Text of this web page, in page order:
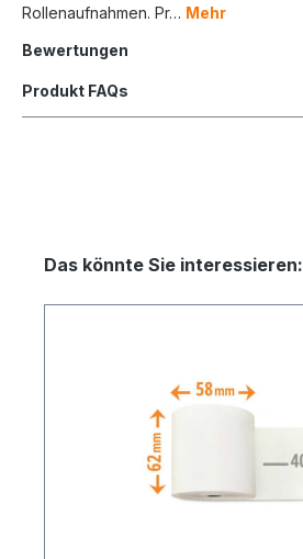
Rollenaufnahmen. Pr… Mehr
Bewertungen
Produkt FAQs
Das könnte Sie interessieren: